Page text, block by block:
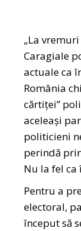
„La
Caragiale
actuale ca
România
cărtiței”
aceleași
politicieni
perindă
Nu la fel ca
Pentru a
electoral,
început să